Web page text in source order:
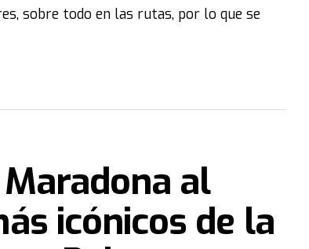
sobre todo en las rutas, por lo que se
al
icónicos de la